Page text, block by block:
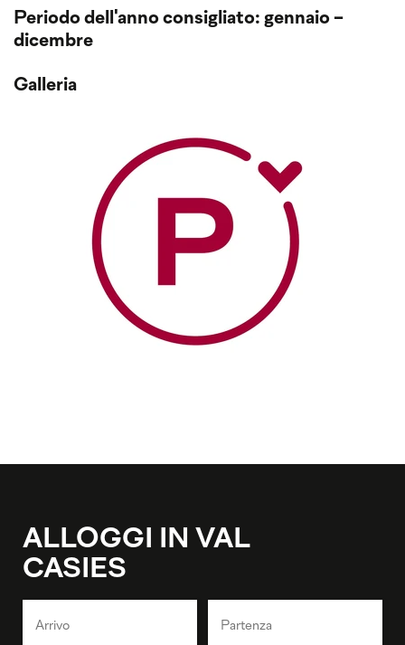
Periodo dell'anno consigliato: gennaio -
dicembre
Galleria
ALLOGGI IN VAL
CASIES